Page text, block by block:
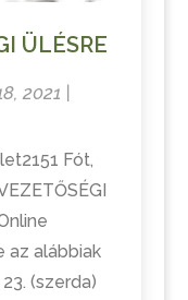
ÜLÉSRE
2021 |
Fót,
az alábbiak
(szerda)